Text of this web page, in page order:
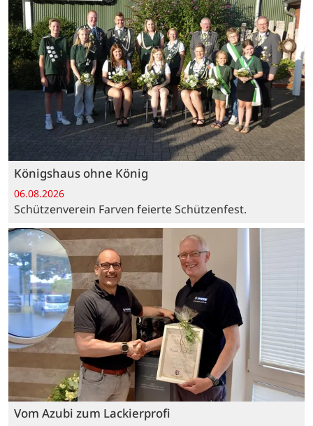
Königshaus ohne König
06.08.2026
Schützenverein Farven feierte Schützenfest.
Vom Azubi zum Lackierprofi